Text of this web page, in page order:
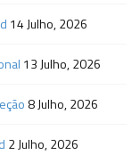
14 Julho, 2026
13 Julho, 2026
8 Julho, 2026
2 Julho, 2026